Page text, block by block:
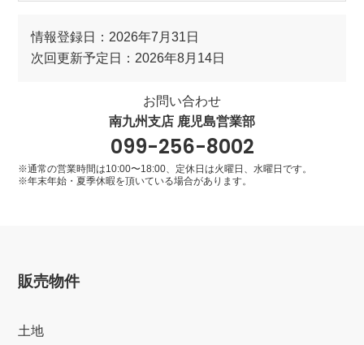
情報登録日：2026年7月31日
次回更新予定日：2026年8月14日
お問い合わせ
南九州支店 鹿児島営業部
099-256-8002
※通常の営業時間は10:00〜18:00、定休日は火曜日、水曜日です。
※年末年始・夏季休暇を頂いている場合があります。
販売物件
土地